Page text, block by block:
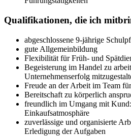
Qualifikationen, die ich
abgeschlossene 9-jährige
gute Allgemeinbildung
Flexibilität für Früh- und
Begeisterung im Handel zu
Unternehmenserfolg
Freude an der Arbeit im Team
Bereitschaft zu körperlich
freundlich im Umgang mit
Einkaufsatmosphäre
zuverlässige und organisierte
Erledigung der Aufgaben